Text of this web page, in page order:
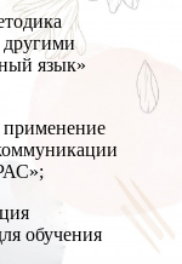
другими
язык»
применение
обучения